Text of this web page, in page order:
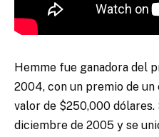
Hemme fue ganadora del
2004, con un premio de
valor de $250,000 dólares.
diciembre de 2005 y se